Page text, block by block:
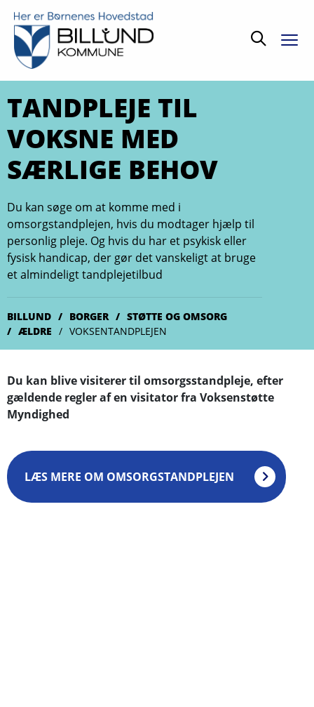
Søg
TANDPLEJE TIL
VOKSNE MED
SÆRLIGE BEHOV
Du kan søge om at komme med i
omsorgstandplejen, hvis du modtager hjælp til
personlig pleje. Og hvis du har et psykisk eller
fysisk handicap, der gør det vanskeligt at bruge
et almindeligt tandplejetilbud
BILLUND BORGER
STØTTE OG OMSORG
ÆLDRE
VOKSENTANDPLEJEN
Du kan blive visiterer til omsorgsstandpleje, efter
gældende regler af en visitator fra Voksenstøtte
Myndighed
LÆS MERE OM OMSORGSTANDPLEJEN